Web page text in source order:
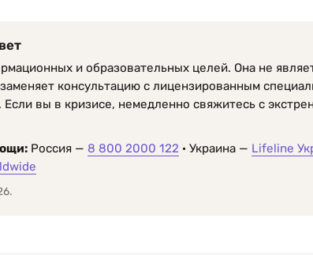
и образовательных целей. Она не
консультацию с лицензированным
вы в кризисе, немедленно свяжитесь с
Россия — 8 800 2000 122 · Украина — Lifeline